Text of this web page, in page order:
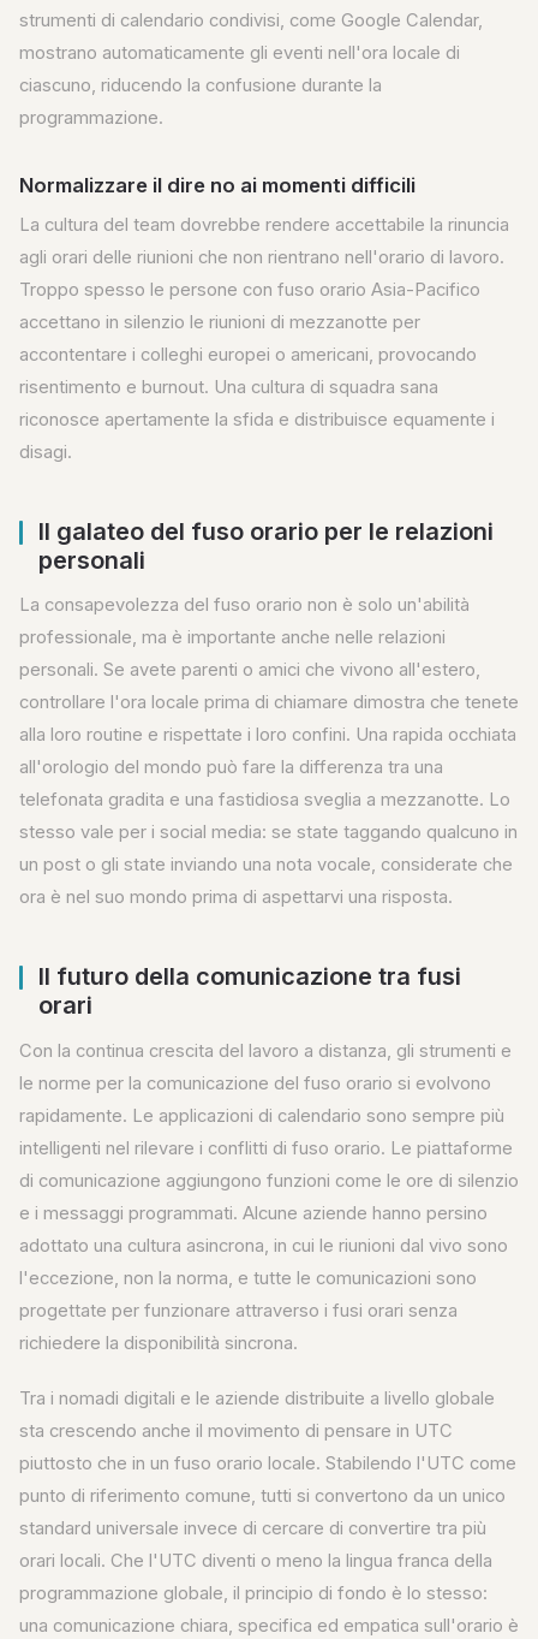
strumenti di calendario condivisi, come Google Calendar,
mostrano automaticamente gli eventi nell'ora locale di
ciascuno, riducendo la confusione durante la
programmazione.
Normalizzare il dire no ai momenti difficili
La cultura del team dovrebbe rendere accettabile la rinuncia
agli orari delle riunioni che non rientrano nell'orario di lavoro.
Troppo spesso le persone con fuso orario Asia-Pacifico
accettano in silenzio le riunioni di mezzanotte per
accontentare i colleghi europei o americani, provocando
risentimento e burnout. Una cultura di squadra sana
riconosce apertamente la sfida e distribuisce equamente i
disagi.
Il galateo del fuso orario per le relazioni
personali
La consapevolezza del fuso orario non è solo un'abilità
professionale, ma è importante anche nelle relazioni
personali. Se avete parenti o amici che vivono all'estero,
controllare l'ora locale prima di chiamare dimostra che tenete
alla loro routine e rispettate i loro confini. Una rapida occhiata
all'orologio del mondo può fare la differenza tra una
telefonata gradita e una fastidiosa sveglia a mezzanotte. Lo
stesso vale per i social media: se state taggando qualcuno in
un post o gli state inviando una nota vocale, considerate che
ora è nel suo mondo prima di aspettarvi una risposta.
Il futuro della comunicazione tra fusi
orari
Con la continua crescita del lavoro a distanza, gli strumenti e
le norme per la comunicazione del fuso orario si evolvono
rapidamente. Le applicazioni di calendario sono sempre più
intelligenti nel rilevare i conflitti di fuso orario. Le piattaforme
di comunicazione aggiungono funzioni come le ore di silenzio
e i messaggi programmati. Alcune aziende hanno persino
adottato una cultura asincrona, in cui le riunioni dal vivo sono
l'eccezione, non la norma, e tutte le comunicazioni sono
progettate per funzionare attraverso i fusi orari senza
richiedere la disponibilità sincrona.
Tra i nomadi digitali e le aziende distribuite a livello globale
sta crescendo anche il movimento di pensare in UTC
piuttosto che in un fuso orario locale. Stabilendo l'UTC come
punto di riferimento comune, tutti si convertono da un unico
standard universale invece di cercare di convertire tra più
orari locali. Che l'UTC diventi o meno la lingua franca della
programmazione globale, il principio di fondo è lo stesso:
una comunicazione chiara, specifica ed empatica sull'orario è